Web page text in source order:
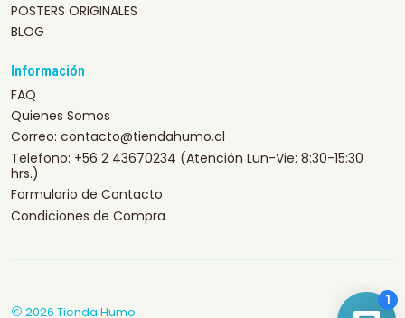
POSTERS ORIGINALES
BLOG
Información
FAQ
Quienes Somos
Correo: contacto@tiendahumo.cl
Telefono: +56 2 43670234 (Atención Lun-Vie: 8:30-15:30
hrs.)
Formulario de Contacto
Condiciones de Compra
2026 Tienda Humo.